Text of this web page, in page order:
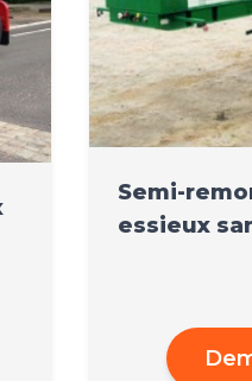
Semi-
essieux